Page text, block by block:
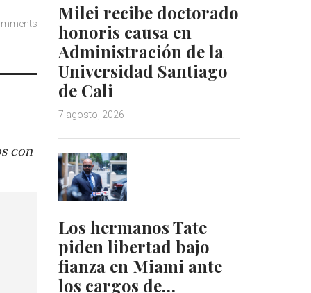
con
Milei recibe doctorado
honoris causa en
Administración de la
Universidad Santiago
de Cali
7 agosto, 2026
Los hermanos Tate
piden libertad bajo
fianza en Miami ante
los cargos de…